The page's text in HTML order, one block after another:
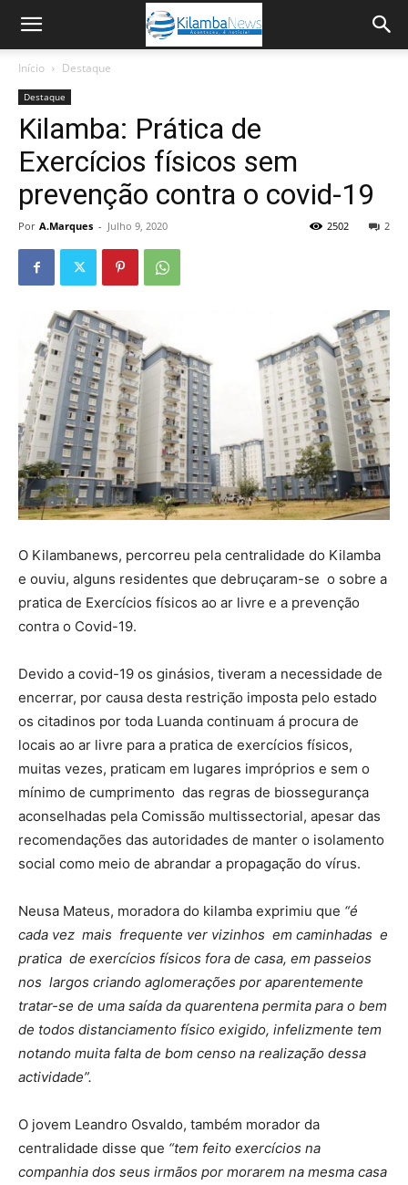
Início Destaque
Destaque
Kilamba: Prática de
Exercícios físicos sem
prevenção contra o covid-19
Por A.Marques - Julho 9, 2020 2
2502
O Kilambanews, percorreu pela centralidade do Kilamba
e ouviu, alguns residentes que debruçaram-se o sobre a
pratica de Exercícios físicos ao ar livre e a prevenção
contra o Covid-19.
Devido a covid-19 os ginásios, tiveram a necessidade de
encerrar, por causa desta restrição imposta pelo estado
os citadinos por toda Luanda continuam á procura de
locais ao ar livre para a pratica de exercícios físicos,
muitas vezes, praticam em lugares impróprios e sem o
mínimo de cumprimento das regras de biossegurança
aconselhadas pela Comissão multissectorial, apesar das
recomendações das autoridades de manter o isolamento
social como meio de abrandar a propagação do vírus.
Neusa Mateus, moradora do kilamba exprimiu que “é
cada vez mais frequente ver vizinhos em caminhadas e
pratica de exercícios físicos fora de casa, em passeios
nos largos criando aglomerações por aparentemente
tratar-se de uma saída da quarentena permita para o bem
de todos distanciamento físico exigido, infelizmente tem
notando muita falta de bom censo na realização dessa
actividade”.
O jovem Leandro Osvaldo, também morador da
centralidade disse que “tem feito exercícios na
companhia dos seus irmãos por morarem na mesma casa